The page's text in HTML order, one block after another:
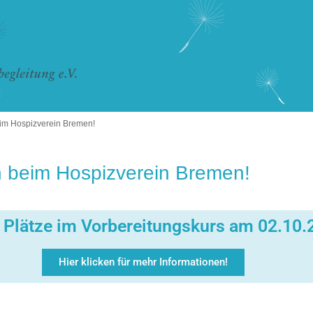
Hospizverein Bremen!
beim Hospizverein Bremen!
Plätze im Vorbereitungskurs am
Hier klicken für mehr Informationen!